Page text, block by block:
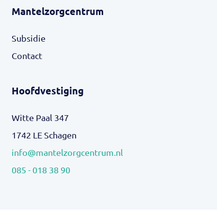
Mantelzorgcentrum
Subsidie
Contact
Hoofdvestiging
Witte Paal 347
1742 LE Schagen
info@mantelzorgcentrum.nl
085 - 018 38 90